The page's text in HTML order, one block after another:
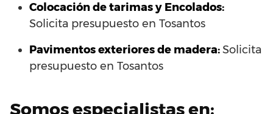
Colocación de tarimas y Encolados:
Solicita presupuesto en Tosantos
Pavimentos exteriores de madera:Solicita
presupuesto en Tosantos
Somos especialistas en: